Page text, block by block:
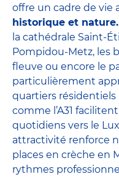
offre un cadre de vie
historique et nature.
la cathédrale Saint-
Pompidou-Metz, les
fleuve ou encore le
particulièrement
quartiers résidentiels
comme l’A31
quotidiens vers le
attractivité renforce
places en crèche en
rythmes